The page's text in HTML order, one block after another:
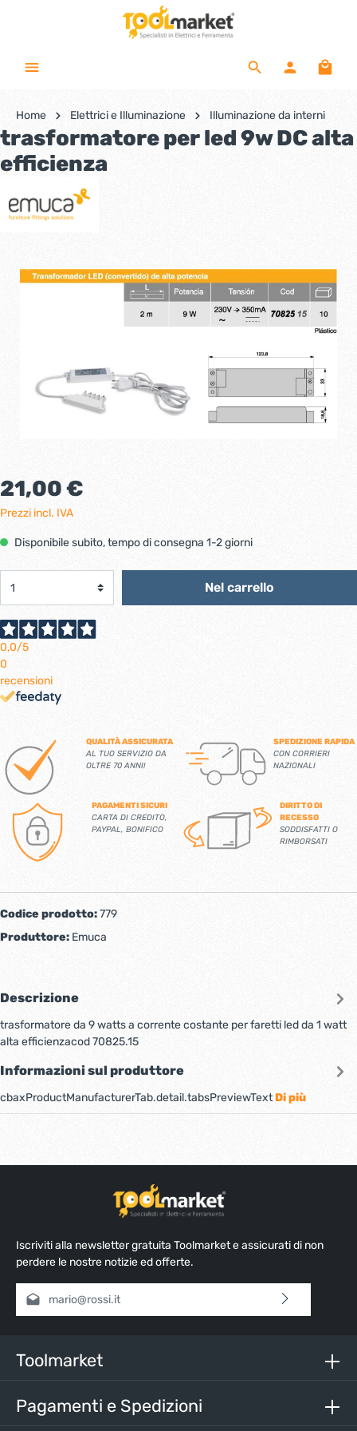
Home Elettrici e Illuminazione Illuminazione da interni
trasformatore per led 9w DC alta
efficienza
21,00 €
Prezzi incl. IVA
Disponibile subito, tempo di consegna 1-2 giorni
Nel carrello
0,0/5
0
recensioni
QUALITÀ ASSICURATA
AL TUO SERVIZIO DA
OLTRE 70 ANNI!
SPEDIZIONE RAPIDA
CON CORRIERI
NAZIONALI
PAGAMENTI SICURI
CARTA DI CREDITO,
PAYPAL, BONIFICO
DIRITTO DI
RECESSO
SODDISFATTI O
RIMBORSATI
Codice prodotto:779
Produttore: Emuca
Descrizione
trasformatore da 9 watts a corrente costante per faretti led da 1 watt
alta efficienzacod 70825.15
Informazioni sul produttore
cbaxProductManufacturerTab.detail.tabsPreviewTextDi più
Iscriviti alla newsletter gratuita Toolmarket e assicurati di non
perdere le nostre notizie ed offerte.
Indirizzo e-mail*
nostri termini e condizioni generali
Inserisci i caratteri sopra*
Toolmarket
Pagamenti e Spedizioni